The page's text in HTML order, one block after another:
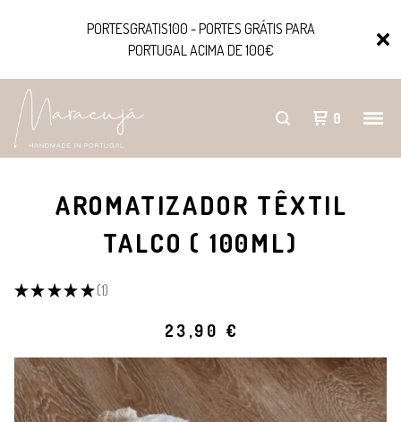
PORTESGRATIS100 - PORTES GRÁTIS PARA
PORTUGAL ACIMA DE 100€
0
AROMATIZADOR TÊXTIL
TALCO ( 100ML)
★ ★ ★ ★ ★ 1
1
23,90 €